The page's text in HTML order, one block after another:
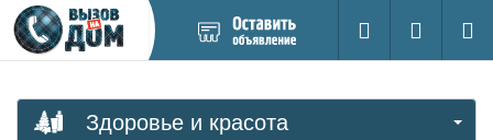
новое
Поиск
Вход на
Здоровье и красота